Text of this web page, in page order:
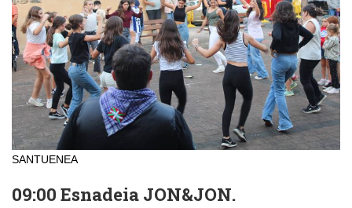
SANTUENEA
09:00 Esnadeia JON&JON.